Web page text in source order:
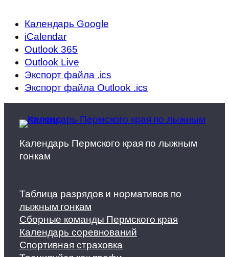
Календарь Google
iCalendar
Outlook 365
Outlook Live
Экспорт файла .ics
Экспорт файла Outlook .ics
Календарь Пермского края по лыжным
гонкам
Таблица разрядов и нормативов по
лыжным гонкам
Сборные команды Пермского края
Календарь соревнований
Спортивная страховка